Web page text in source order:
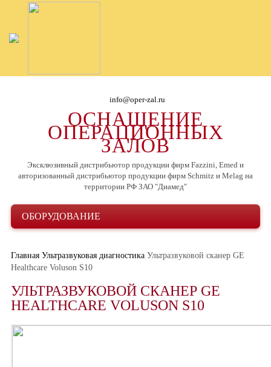
info@oper-zal.ru
ОСНАЩЕНИЕ
ОПЕРАЦИОННЫХ
ЗАЛОВ
Эксклюзивный дистрибьютор продукции фирм Fazzini, Emed и
авторизованный дистрибьютор продукции фирм Schmitz и Melag на
территории РФ ЗАО "Диамед"
ОБОРУДОВАНИЕ
Главная Ультразвуковая диагностика Ультразвуковой сканер GE
Healthcare Voluson S10
УЛЬТРАЗВУКОВОЙ СКАНЕР GE
HEALTHCARE VOLUSON S10